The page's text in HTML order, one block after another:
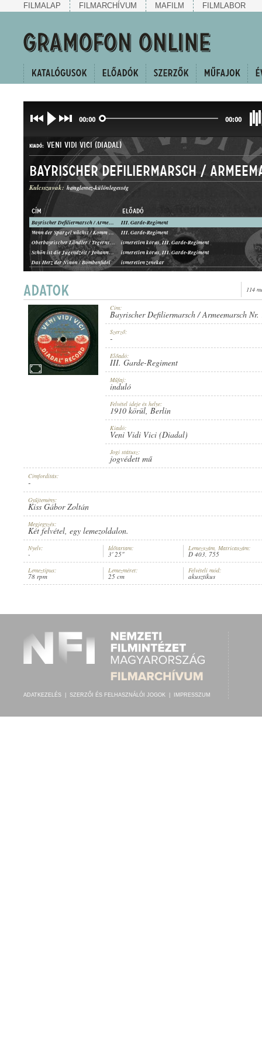
FILMALAP FILMARCHÍVUM MAFILM FILMLABOR
00:00 00:00
ELŐADÓ: III. GARDE-REGIMENT
MŰFAJ: INDULÓ
MEGJELENÉS IDEJE: 1910 KÖRÜL
KIADÓ: VENI VIDI VICI (DIADAL)
LEMEZSZÁM: D 403
Kulcsszavak: hanglemez-különlegesség
CÍM ELŐADÓ
Bayrischer Defiliermarsch / Armeemarsch Nr. 116
III. Garde-Regiment
Wenn der Spargel wächst / Komm hilf mir mal die Rolle drehn
III. Garde-Regiment
Oberbayrischer Ländler / Tegernseer Ländler
ismeretlen kórus, III. Garde-Regiment
Schön ist die Jugendzeit / Johannes hat sein Hut
ismeretlen kórus, III. Garde-Regiment
Das Herz der Ninon / Bombenfidel
ismeretlen zenekar
Des Negers Vergnügen / Die Choristen
ismeretlen zenekar
114
Cím:
Bayrischer Defiliermarsch / Armeemarsch Nr.
Szerző:
-
Előadó:
III. Garde-Regiment
Műfaj:
induló
Felvétel ideje és helye:
1910 körül, Berlin
Kiadó:
Veni Vidi Vici (Diadal)
Jogi státusz:
jogvédett mű
Címfordítás:
-
Gyűjtemény:
Kiss Gábor Zoltán
Megjegyzés:
Két felvétel, egy lemezoldalon.
Nyelv:
-
Időtartam:
3' 25"
Lemezszám, Matricaszám:
D 403, 755
Lemeztípus:
78 rpm
Lemezméret:
25 cm
Felvételi mód:
akusztikus
ADATKEZELÉS SZERZŐI ÉS FELHASZNÁLÓI JOGOK IMPRESSZUM